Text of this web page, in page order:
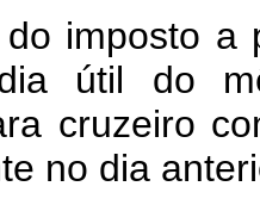
imposto a
útil do
cruzeiro
no dia